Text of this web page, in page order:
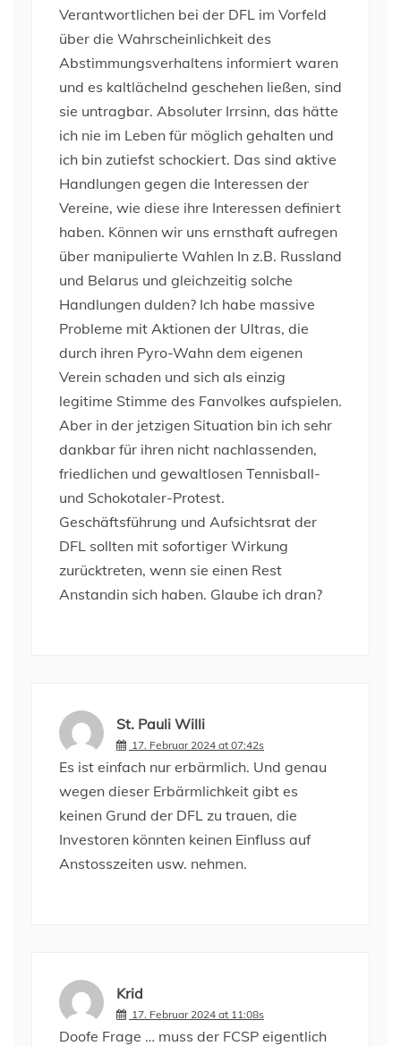
Verantwortlichen bei der DFL im Vorfeld
über die Wahrscheinlichkeit des
Abstimmungsverhaltens informiert waren
und es kaltlächelnd geschehen ließen, sind
sie untragbar. Absoluter Irrsinn, das hätte
ich nie im Leben für möglich gehalten und
ich bin zutiefst schockiert. Das sind aktive
Handlungen gegen die Interessen der
Vereine, wie diese ihre Interessen definiert
haben. Können wir uns ernsthaft aufregen
über manipulierte Wahlen In z.B. Russland
und Belarus und gleichzeitig solche
Handlungen dulden? Ich habe massive
Probleme mit Aktionen der Ultras, die
durch ihren Pyro-Wahn dem eigenen
Verein schaden und sich als einzig
legitime Stimme des Fanvolkes aufspielen.
Aber in der jetzigen Situation bin ich sehr
dankbar für ihren nicht nachlassenden,
friedlichen und gewaltlosen Tennisball-
und Schokotaler-Protest.
Geschäftsführung und Aufsichtsrat der
DFL sollten mit sofortiger Wirkung
zurücktreten, wenn sie einen Rest
Anstandin sich haben. Glaube ich dran?
St. Pauli Willi
17. Februar 2024 at 07:42s
Es ist einfach nur erbärmlich. Und genau
wegen dieser Erbärmlichkeit gibt es
keinen Grund der DFL zu trauen, die
Investoren könnten keinen Einfluss auf
Anstosszeiten usw. nehmen.
Krid
17. Februar 2024 at 11:08s
Doofe Frage … muss der FCSP eigentlich